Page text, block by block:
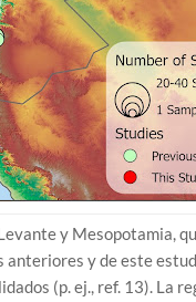
y Mesopotamia,
anteriores y de este
(p. ej., ref. 13). La